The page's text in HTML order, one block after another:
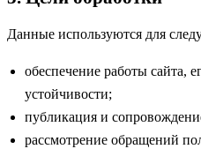
Данные используются для
обеспечение работы сайта,
устойчивости;
публикация и
рассмотрение обращений